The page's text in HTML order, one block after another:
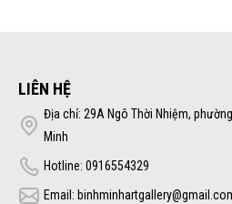
LIÊN HỆ
Địa chỉ: 29A Ngô Thời Nhiệm,
Minh
Hotline: 0916554329
Email: